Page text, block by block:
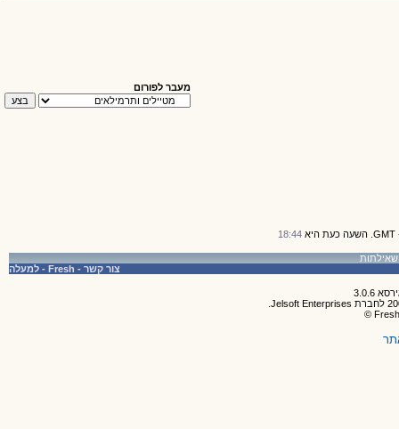
מעבר לפורום
18:44
צור קשר -
Fresh
- למעלה